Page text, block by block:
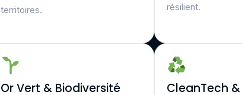
territoires.
résilient.
Or Vert & Biodiversité CleanTech &